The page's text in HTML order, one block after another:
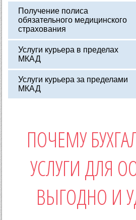
Получение полиса
обязательного медицинского
страхования
Услуги курьера в пределах
МКАД
Услуги курьера за пределами
МКАД
ПОЧЕМУ
УСЛУГИ ДЛЯ
ВЫГОДНО И